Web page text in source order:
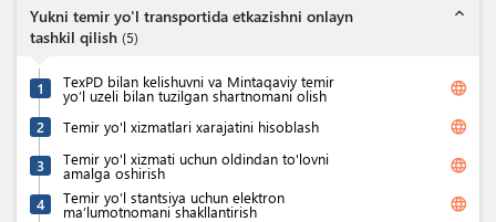
Yukni temir yo'l transportida etkazishni onlayn
tashkil qilish (5)
expand_less
1 TexPD bilan kelishuvni va Mintaqaviy temir
yo’l uzeli bilan tuzilgan shartnomani olish language
2 Temir yo'l xizmatlari xarajatini hisoblash language
3 Temir yo'l xizmati uchun oldindan to'lovni
amalga oshirish language
4 Temir yo’l stantsiya uchun elektron
ma’lumotnomani shakllantirish language